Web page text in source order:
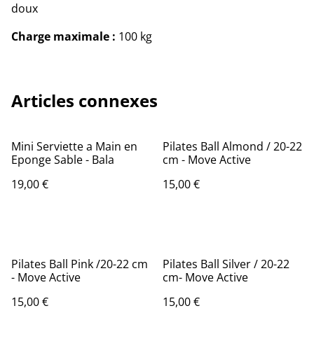
doux
Charge maximale : 100 kg
Articles connexes
Mini Serviette a Main en
Eponge Sable - Bala
19,00 €
Pilates Ball Almond / 20-22
cm - Move Active
15,00 €
Pilates Ball Pink /20-22 cm
- Move Active
15,00 €
Pilates Ball Silver / 20-22
cm- Move Active
15,00 €